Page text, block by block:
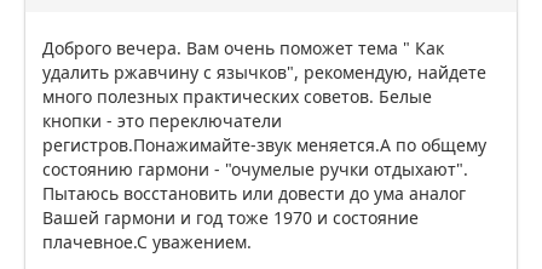
Доброго вечера. Вам очень поможет тема " Как
удалить ржавчину с язычков", рекомендую, найдете
много полезных практических советов. Белые
кнопки - это переключатели
регистров.Понажимайте-звук меняется.А по общему
состоянию гармони - "очумелые ручки отдыхают".
Пытаюсь восстановить или довести до ума аналог
Вашей гармони и год тоже 1970 и состояние
плачевное.С уважением.